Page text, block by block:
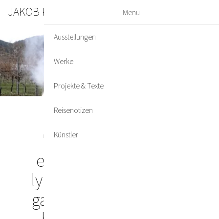
JAKOB KIRCHMAYR
"Malerei auf Papier,
ebenso expressiv wie
lyrisch. Malerei, die auf
ganz besondere Weise
Menu
Ausstellungen
Werke
Projekte & Texte
Reisenotizen
Künstler